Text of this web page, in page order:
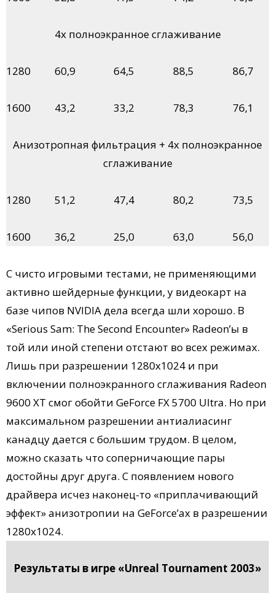
4х полноэкранное сглаживание
1280 60,9 64,5 88,5 86,7
1600 43,2 33,2 78,3 76,1
Анизотропная фильтрация + 4х полноэкранное
сглаживание
1280 51,2 47,4 80,2 73,5
1600 36,2 25,0 63,0 56,0
С чисто игровыми тестами, не применяющими
активно шейдерные функции, у видеокарт на
базе чипов NVIDIA дела всегда шли хорошо. В
«Serious Sam: The Second Encounter» Radeon’ы в
той или иной степени отстают во всех режимах.
Лишь при разрешении 1280х1024 и при
включении полноэкранного сглаживания Radeon
9600 XT смог обойти GeForce FX 5700 Ultra. Но при
максимальном разрешении антиалиасинг
канадцу дается с большим трудом. В целом,
можно сказать что соперничающие пары
достойны друг друга. С появлением нового
драйвера исчез наконец-то «приплачивающий
эффект» анизотропии на GeForce’ах в разрешении
1280х1024.
Результаты в игре «Unreal Tournament 2003»